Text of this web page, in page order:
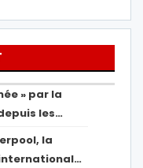
» par la
les…
la